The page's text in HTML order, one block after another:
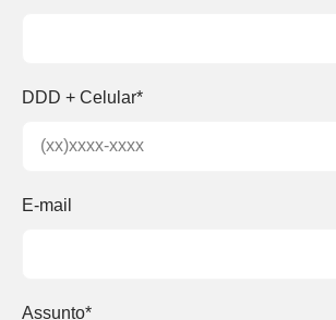
DDD + Celular*
E-mail
Assunto*